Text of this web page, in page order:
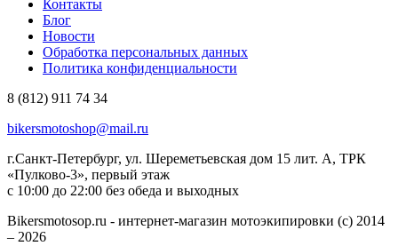
Контакты
Блог
Новости
Обработка персональных данных
Политика конфиденциальности
8 (812) 911 74 34
bikersmotoshop@mail.ru
г.Санкт-Петербург, ул. Шереметьевская дом 15 лит. А, ТРК
«Пулково-3», первый этаж
с 10:00 до 22:00 без обеда и выходных
Bikersmotosop.ru - интернет-магазин мотоэкипировки (c) 2014
– 2026